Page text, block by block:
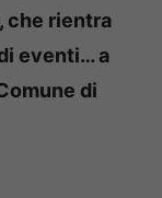
che rientra
eventi… a
di